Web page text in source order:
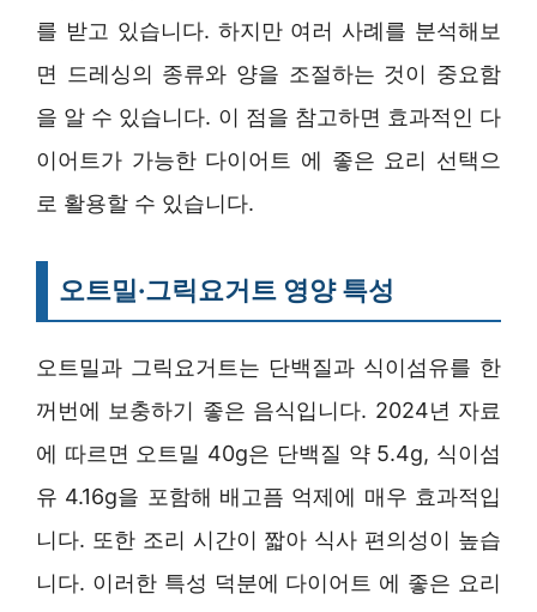
를 받고 있습니다. 하지만 여러 사례를 분석해보
면 드레싱의 종류와 양을 조절하는 것이 중요함
을 알 수 있습니다. 이 점을 참고하면 효과적인 다
이어트가 가능한 다이어트 에 좋은 요리 선택으
로 활용할 수 있습니다.
오트밀·그릭요거트 영양 특성
오트밀과 그릭요거트는 단백질과 식이섬유를 한
꺼번에 보충하기 좋은 음식입니다. 2024년 자료
에 따르면 오트밀 40g은 단백질 약 5.4g, 식이섬
유 4.16g을 포함해 배고픔 억제에 매우 효과적입
니다. 또한 조리 시간이 짧아 식사 편의성이 높습
니다. 이러한 특성 덕분에 다이어트 에 좋은 요리